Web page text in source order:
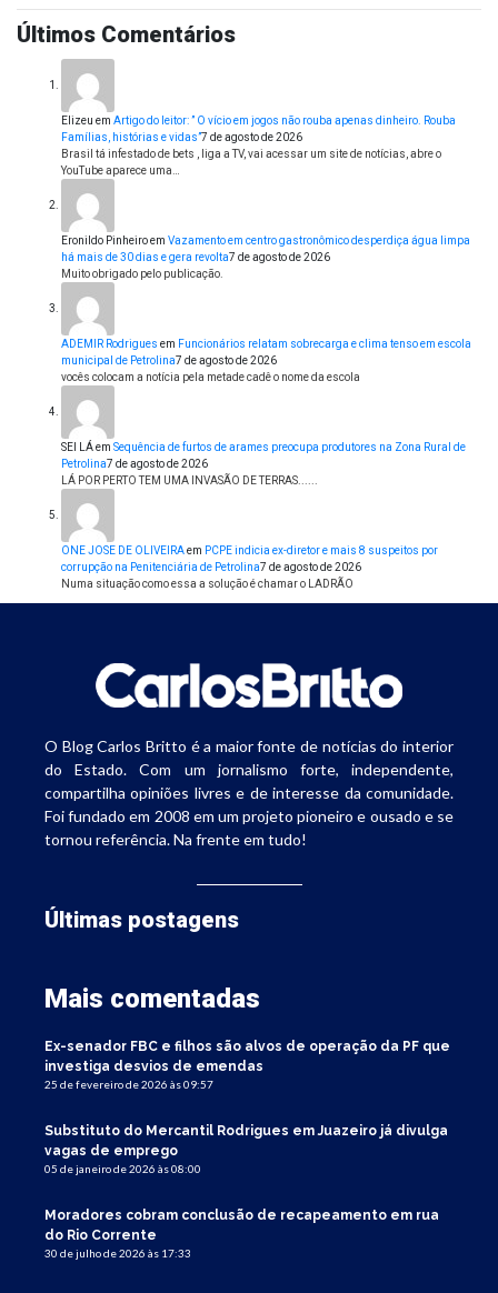
Últimos Comentários
Elizeu em Artigo do leitor: ” O vício em jogos não rouba apenas dinheiro. Rouba
Famílias, histórias e vidas”7 de agosto de 2026
Brasil tá infestado de bets , liga a TV, vai acessar um site de notícias, abre o
YouTube aparece uma…
Eronildo Pinheiroem Vazamento em centro gastronômico desperdiça água limpa
há mais de 30 dias e gera revolta7 de agosto de 2026
Muito obrigado pelo publicação.
ADEMIR Rodrigues em Funcionários relatam sobrecarga e clima tenso em escola
municipal de Petrolina7 de agosto de 2026
vocês colocam a notícia pela metade cadê o nome da escola
SEI LÁem Sequência de furtos de arames preocupa produtores na Zona Rural de
Petrolina7 de agosto de 2026
LÁ POR PERTO TEM UMA INVASÃO DE TERRAS......
ONE JOSE DE OLIVEIRAem PCPE indicia ex-diretor e mais 8 suspeitos por
corrupção na Penitenciária de Petrolina7 de agosto de 2026
Numa situação como essa a solução é chamar o LADRÃO
O Blog Carlos Britto é a maior fonte de notícias do interior
do Estado. Com um jornalismo forte, independente,
compartilha opiniões livres e de interesse da comunidade.
Foi fundado em 2008 em um projeto pioneiro e ousado e se
tornou referência. Na frente em tudo!
Últimas postagens
Mais comentadas
Ex-senador FBC e filhos são alvos de operação da PF que
investiga desvios de emendas
25 de fevereiro de 2026 às 09:57
Substituto do Mercantil Rodrigues em Juazeiro já divulga
vagas de emprego
05 de janeiro de 2026 às 08:00
Moradores cobram conclusão de recapeamento em rua
do Rio Corrente
30 de julho de 2026 às 17:33